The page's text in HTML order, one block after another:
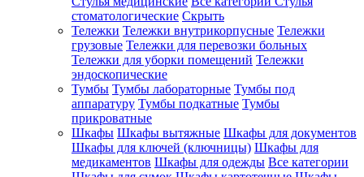
стоматологические Скрыть
Тележки Тележки внутрикорпусные Тележки
грузовые Тележки для перевозки больных
Тележки для уборки помещений Тележки
эндоскопические
Тумбы Тумбы лабораторные Тумбы под
аппаратуру Тумбы подкатные Тумбы
прикроватные
Шкафы Шкафы вытяжные Шкафы для документов
Шкафы для ключей (ключницы) Шкафы для
медикаментов Шкафы для одежды Все категории